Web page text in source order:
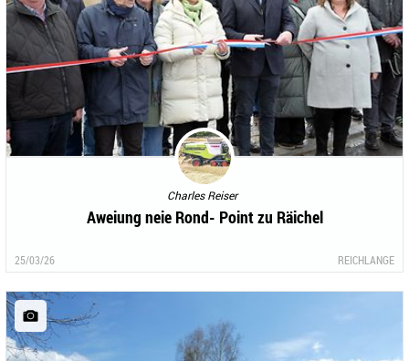
Charles Reiser
Aweiung neie Rond- Point zu Räichel
25/03/26 REICHLANGE